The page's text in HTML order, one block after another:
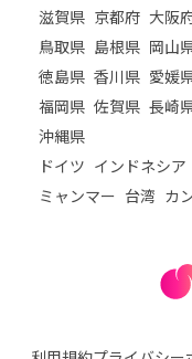
滋賀県 京都府 大阪
鳥取県 島根県 岡山
徳島県 香川県 愛媛
福岡県 佐賀県 長崎
沖縄県
ドイツ インドネシア
ミャンマー 台湾 カ